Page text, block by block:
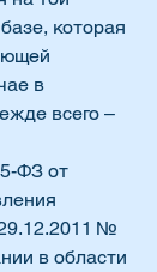
которая
в
всего –
ФЗ от
№
в области